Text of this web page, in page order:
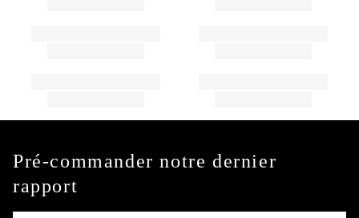
Pré-commander notre dernier
rapport